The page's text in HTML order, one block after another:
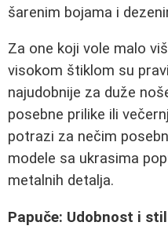
šarenim bojama i
Za one koji vole malo
visokom štiklom su
najudobnije za duže
posebne prilike ili
potrazi za nečim
modele sa ukrasima
metalnih detalja.
Papuče: Udobnost i